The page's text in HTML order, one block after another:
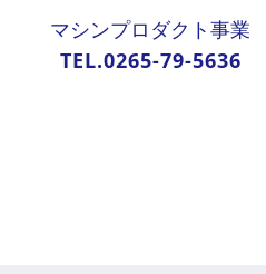
マシンプロダクト事業
TEL.0265-79-5636